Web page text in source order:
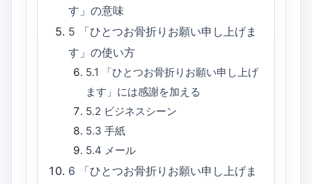
す」の意味
5
「ひとつお骨折りお願い申し上げま
す」の使い方
5.1
「ひとつお骨折りお願い申し上げ
ます」には感謝を加える
5.2 ビジネスシーン
5.3 手紙
5.4 メール
6
「ひとつお骨折りお願い申し上げま